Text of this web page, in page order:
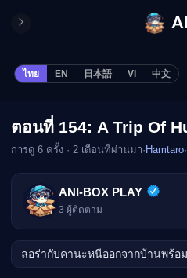
ไทย EN 日本語 VI 中文
🔒
กรุณาเข้าสู่ระบบเพื่อรับชม
ตอนที่ 154: A Trip Of
การดู 6 ครั้ง · 2 เดือนที่ผ่านมา· Hamtaro·
ANI-BOX PLAY
3 ผู้ติดตาม
ลอร่ากับคานะหนีออกจากบ้านพร้อ